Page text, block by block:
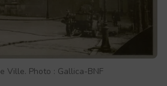
Ville. Photo : Gallica-BNF